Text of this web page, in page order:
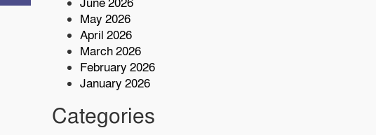
বাগেরহাট-খুলনা মহাসড়কে ‌দুর্ঘটনায়
মোটরসাইকেল চালক নিহত
কোস্ট গার্ডের অভিযান;টেকনাফে ৮০
June 2026
May 2026
April 2026
March 2026
February 2026
January 2026
Categories